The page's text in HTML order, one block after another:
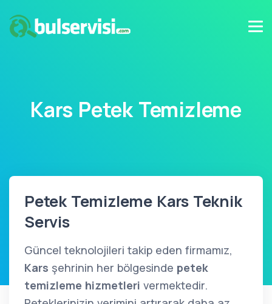
Kars Petek Temizleme
Petek Temizleme Kars Teknik
Servis
Güncel teknolojileri takip eden firmamız,
Kars şehrinin her bölgesinde petek
temizleme hizmetleri vermektedir.